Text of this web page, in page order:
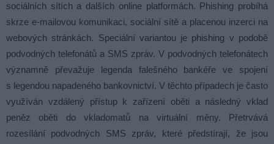
sociálních sítích a dalších online platformách. Phishing probíhá
skrze e-mailovou komunikaci, sociální sítě a placenou inzerci na
webových stránkách. Speciální variantou je phishing v podobě
podvodných telefonátů a SMS zpráv. V podvodných telefonátech
významně převažuje legenda falešného bankéře ve spojení
s legendou napadeného bankovnictví. V těchto případech je často
využíván vzdálený přístup k zařízení oběti a následný vklad
peněz oběti do vkladomatů na virtuální měny. Přetrvává
rozesílání podvodných SMS zpráv, které předstírají, že jsou